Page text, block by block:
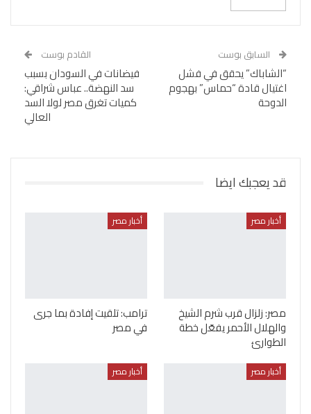
السابق بوست
“الشاباك” يحقق في فشل
اغتيال قادة “حماس” بهجوم
الدوحة
القادم بوست
فيضانات في السودان بسبب
سد النهضة.. عباس شراقي:
كميات تغرق مصر لولا السد
العالي
قد يعجبك ايضا
أخبار مصر
مصر: زلزال قرب شرم الشيخ
والهلال الأحمر يفعّل خطة
الطوارئ
أخبار مصر
ترامب: تلقيت إفادة بما جرى
في مصر
أخبار مصر أخبار مصر